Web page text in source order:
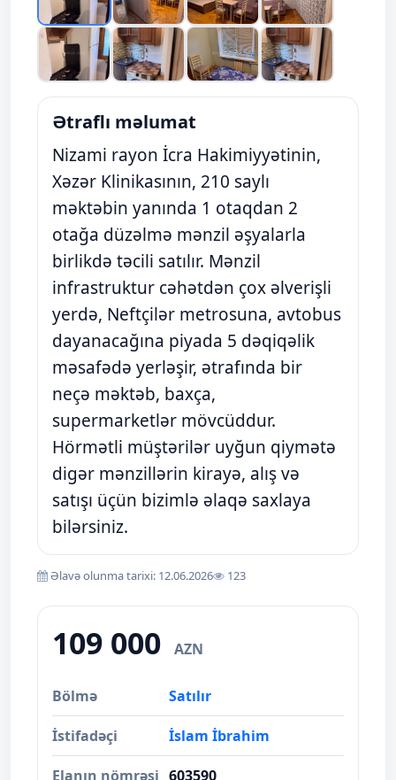
Ətraflı məlumat
Nizami rayon İcra Hakimiyyətinin,
Xəzər Klinikasının, 210 saylı
məktəbin yanında 1 otaqdan 2
otağa düzəlmə mənzil əşyalarla
birlikdə təcili satılır. Mənzil
infrastruktur cəhətdən çox əlverişli
yerdə, Neftçilər metrosuna, avtobus
dayanacağına piyada 5 dəqiqəlik
məsafədə yerləşir, ətrafında bir
neçə məktəb, baxça,
supermarketlər mövcüddur.
Hörmətli müştərilər uyğun qiymətə
digər mənzillərin kirayə, alış və
satışı üçün bizimlə əlaqə saxlaya
bilərsiniz.
Əlavə olunma tarixi: 12.06.2026 123
109 000 AZN
Bölmə Satılır
İstifadəçi İslam İbrahim
Elanın nömrəsi 603590